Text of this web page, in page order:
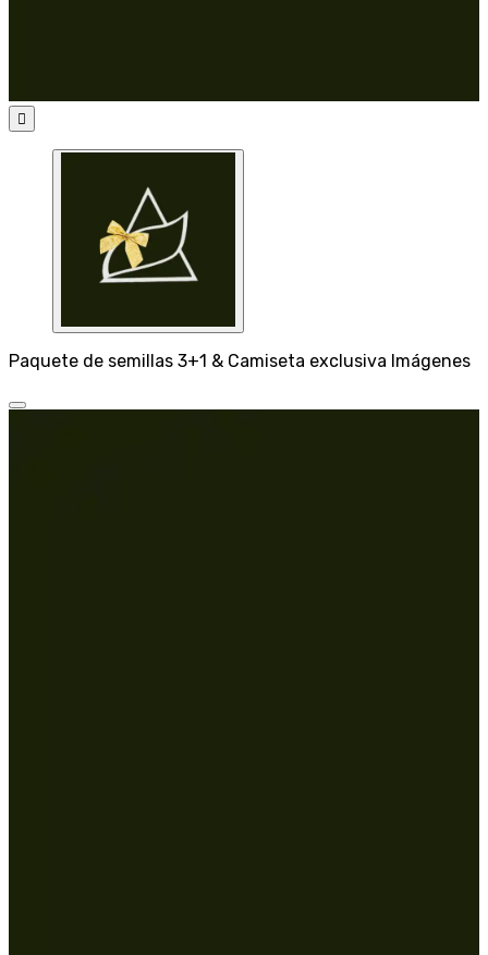

Paquete de semillas 3+1 & Camiseta exclusiva Imágenes